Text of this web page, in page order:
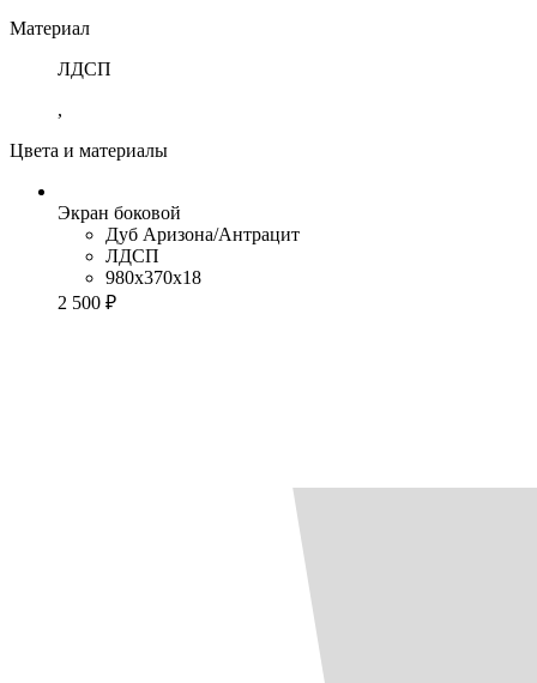
Материал
ЛДСП
,
Цвета и материалы
Экран боковой
Дуб Аризона/Антрацит
ЛДСП
980x370x18
2 500 ₽